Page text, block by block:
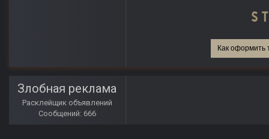
Как оформить
Злобная реклама
Расклейщик объявлений
Сообщений: 666